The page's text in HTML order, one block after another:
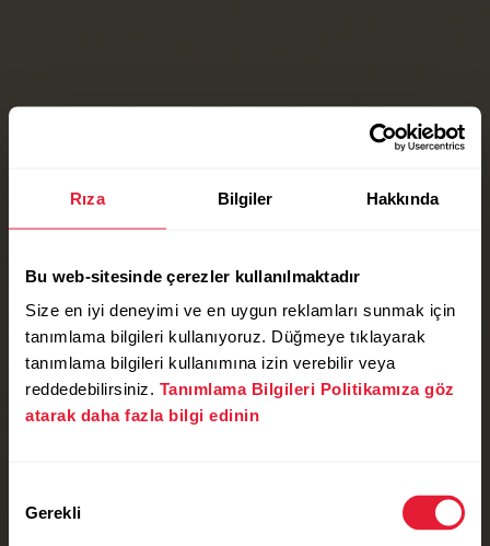
Rıza Bilgiler Hakkında
Bu web-sitesinde çerezler kullanılmaktadır
Size en iyi deneyimi ve en uygun reklamları sunmak için
tanımlama bilgileri kullanıyoruz. Düğmeye tıklayarak
tanımlama bilgileri kullanımına izin verebilir veya
reddedebilirsiniz. Tanımlama Bilgileri Politikamıza göz
atarak daha fazla bilgi edinin
Seçimi
Gerekli